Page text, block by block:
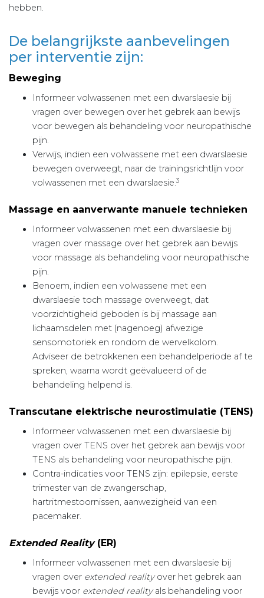
hebben.
De belangrijkste aanbevelingen
per interventie zijn:
Beweging
Informeer volwassenen met een dwarslaesie bij
vragen over bewegen over het gebrek aan bewijs
voor bewegen als behandeling voor neuropathische
pijn.
Verwijs, indien een volwassene met een dwarslaesie
bewegen overweegt, naar de trainingsrichtlijn voor
volwassenen met een dwarslaesie.3
Massage en aanverwante manuele technieken
Informeer volwassenen met een dwarslaesie bij
vragen over massage over het gebrek aan bewijs
voor massage als behandeling voor neuropathische
pijn.
Benoem, indien een volwassene met een
dwarslaesie toch massage overweegt, dat
voorzichtigheid geboden is bij massage aan
lichaamsdelen met (nagenoeg) afwezige
sensomotoriek en rondom de wervelkolom.
Adviseer de betrokkenen een behandelperiode af te
spreken, waarna wordt geëvalueerd of de
behandeling helpend is.
Transcutane elektrische neurostimulatie (TENS)
Informeer volwassenen met een dwarslaesie bij
vragen over TENS over het gebrek aan bewijs voor
TENS als behandeling voor neuropathische pijn.
Contra-indicaties voor TENS zijn: epilepsie, eerste
trimester van de zwangerschap,
hartritmestoornissen, aanwezigheid van een
pacemaker.
Extended Reality(ER)
Informeer volwassenen met een dwarslaesie bij
vragen over extended realityover het gebrek aan
bewijs voor extended realityals behandeling voor